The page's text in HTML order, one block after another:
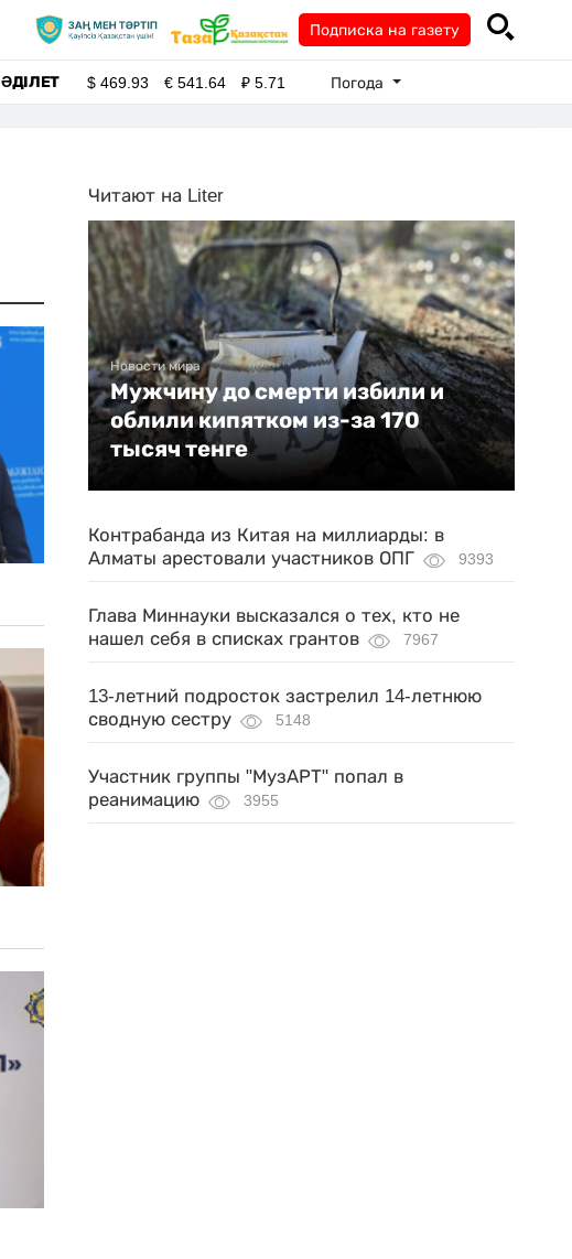
Подписка на газету
ӘДІЛЕТ $469.93 €541.64 ₽5.71 Погода
Читают на Liter
Новости мира
Мужчину до смерти избили и
облили кипятком из-за 170
тысяч тенге
Контрабанда из Китая на миллиарды: в
Алматы арестовали участников ОПГ
9393
Глава Миннауки высказался о тех, кто не
нашел себя в списках грантов
7967
13-летний подросток застрелил 14-летнюю
сводную сестру
5148
Участник группы "МузАРТ" попал в
реанимацию
3955